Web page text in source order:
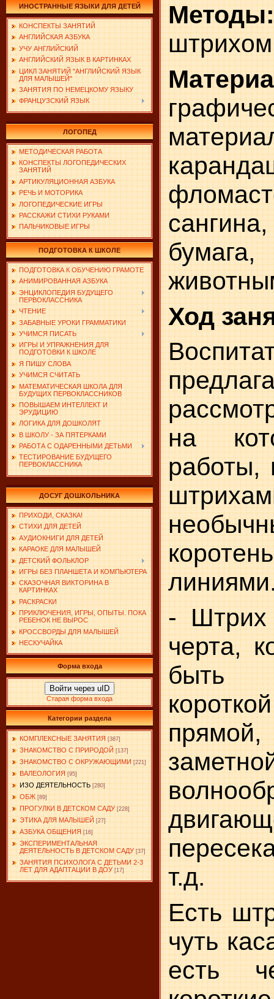
ИНОСТРАННЫЕ ЯЗЫКИ ДЛЯ ДЕТЕЙ
КОНСПЕКТЫ ЗАНЯТИЙ
АНГЛИЙСКАЯ АЗБУКА
УЧУ АНГЛИЙСКИЙ
АНГЛИЙСКИЙ ЯЗЫК В КАРТИНКАХ
ЦИКЛ ЗАНЯТИЙ "АНГЛИЙСКИЙ ЯЗЫК
ДЛЯ МАЛЫШЕЙ"
ЗАНЯТИЯ ПО НЕМЕЦКОМУ ЯЗЫКУ
ФРАНЦУЗСКИЙ ЯЗЫК
ЛОГОПЕД
МЕТОДИЧЕСКАЯ РАБОТА
КОНСПЕКТЫ ЛОГОПЕДИЧЕСКИХ
ЗАНЯТИЙ
АРТИКУЛЯЦИОННАЯ АЗБУКА
РЕЧЬ И МОТОРИКА
ЛОГОПЕДИЧЕСКИЕ ИГРЫ
РАССКАЖИ СТИХИ РУКАМИ
ПАЛЬЧИКОВЫЕ ИГРЫ
ПОДГОТОВКА К ШКОЛЕ
ПОДГОТОВКА К ОБУЧЕНИЮ ГРАМОТЕ
АНИМИРОВАННАЯ АЗБУКА
ЭНЦИКЛОПЕДИЯ БУДУЩЕГО
ПЕРВОКЛАССНИКА
ЧТЕНИЕ
ЗАБАВНЫЕ УРОКИ ГРАММАТИКИ
УЧИМСЯ ПИСАТЬ
ИГРЫ И УПРАЖНЕНИЯ ДЛЯ
ПОДГОТОВКИ К ШКОЛЕ
Я ПИШУ СЛОВА
УЧИМСЯ СЧИТАТЬ
МАТЕМАТИЧЕСКАЯ ШКОЛА ДЛЯ
БУДУЩИХ ПЕРВОКЛАССНИКОВ
ПОВЫШАЕМ ИНТЕЛЛЕКТ И
ЭРУДИЦИЮ
ЛОГИКА ДЛЯ ДОШКОЛЯТ
В ШКОЛУ - ЗА ПЯТЕРКАМИ
РАБОТА С ОДАРЕННЫМИ ДЕТЬМИ
ТЕСТИРОВАНИЕ БУДУЩЕГО
ПЕРВОКЛАССНИКА
ДОСУГ ДОШКОЛЬНИКА
ПРИХОДИ, СКАЗКА!
СТИХИ ДЛЯ ДЕТЕЙ
АУДИОКНИГИ ДЛЯ ДЕТЕЙ
КАРАОКЕ ДЛЯ МАЛЫШЕЙ
ДЕТСКИЙ ФОЛЬКЛОР
ИГРЫ БЕЗ ПЛАНШЕТА И КОМПЬЮТЕРА
СКАЗОЧНАЯ ВИКТОРИНА В
КАРТИНКАХ
РАСКРАСКИ
ПРИКЛЮЧЕНИЯ, ИГРЫ, ОПЫТЫ. ПОКА
РЕБЕНОК НЕ ВЫРОС
КРОССВОРДЫ ДЛЯ МАЛЫШЕЙ
НЕСКУЧАЙКА
Форма входа
Войти через uID
Старая форма входа
Категории раздела
КОМПЛЕКСНЫЕ ЗАНЯТИЯ [387]
ЗНАКОМСТВО С ПРИРОДОЙ [137]
ЗНАКОМСТВО С ОКРУЖАЮЩИМИ [221]
ВАЛЕОЛОГИЯ [95]
ИЗО ДЕЯТЕЛЬНОСТЬ [280]
ОБЖ [89]
ПРОГУЛКИ В ДЕТСКОМ САДУ [228]
ЭТИКА ДЛЯ МАЛЫШЕЙ [27]
АЗБУКА ОБЩЕНИЯ [16]
ЭКСПЕРИМЕНТАЛЬНАЯ
ДЕЯТЕЛЬНОСТЬ В ДЕТСКОМ САДУ [37]
ЗАНЯТИЯ ПСИХОЛОГА С ДЕТЬМИ 2-3
ЛЕТ ДЛЯ АДАПТАЦИИ В ДОУ [17]
Ход
на
работы,
- Штрих
черта,
быть
т.д.
Есть
чуть
есть